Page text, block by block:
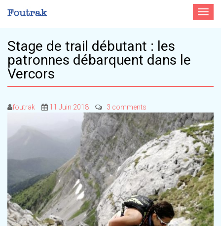
Toggle
Stage de trail débutant : les
patronnes débarquent dans le
Vercors
foutrak 11 Juin 2018 3 comments